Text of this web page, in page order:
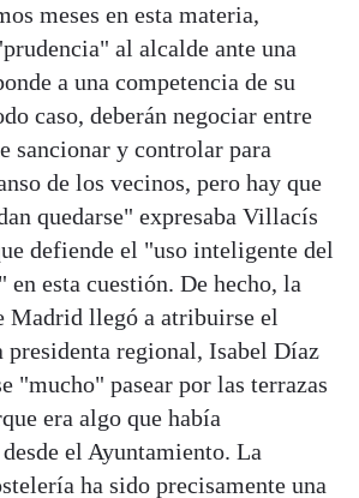
meses en esta materia,
al alcalde ante una
a una competencia de su
caso, deberán negociar entre
sancionar y controlar para
de los vecinos, pero hay que
quedarse" expresaba Villacís
defiende el "uso inteligente del
en esta cuestión. De hecho, la
Madrid llegó a atribuirse el
presidenta regional, Isabel Díaz
"mucho" pasear por las terrazas
era algo que había
el Ayuntamiento. La
ha sido precisamente una